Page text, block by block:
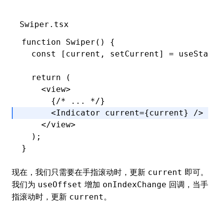
Swiper.tsx
function Swiper () {
  const
[ current , setCurrent ] = useState
  return
(
    <
view>
      {
/* ... */}
      <
Indicator current={current} />
    </
view>
  );
}
现在，我们只需要在手指滚动时，更新 current 即可。
我们为 useOffset 增加 onIndexChange 回调，当手
指滚动时，更新 current。